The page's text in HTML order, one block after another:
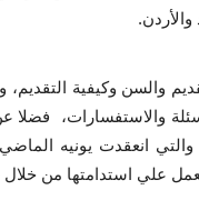
والسن وكيفية التقديم،
والاستفسارات،
العمل علي استدامتها من